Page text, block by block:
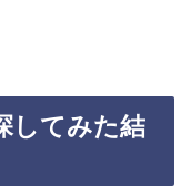
してみた結